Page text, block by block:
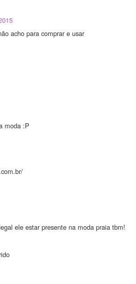
acho para comprar e usar
moda :P
ele estar presente na moda praia tbm!